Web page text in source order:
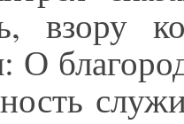
взору
О